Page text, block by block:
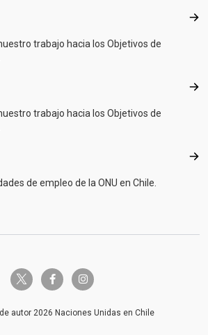
trabajo hacia los Objetivos de
trabajo hacia los Objetivos de
de empleo de la ONU en Chile.
twitter-x facebook-finstagram
autor 2026 Naciones Unidas en Chile